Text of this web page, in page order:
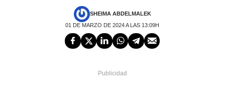
SHEIMA ABDELMALEK
01 DE MARZO DE 2024 A LAS 13:09H